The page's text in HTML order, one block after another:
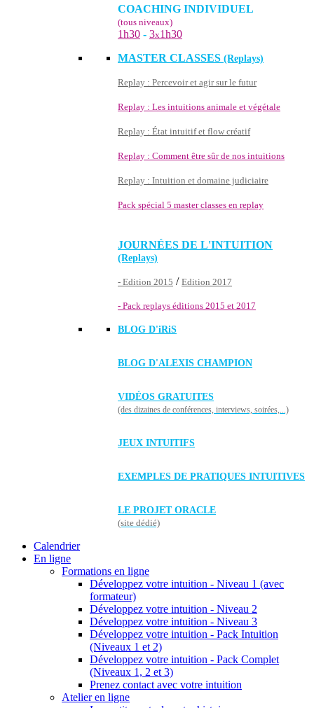
COACHING INDIVIDUEL
(tous niveaux)
1h30 - 3x1h30
MASTER CLASSES (Replays)
Replay : Percevoir et agir sur le futur
Replay : Les intuitions animale et végétale
Replay : État intuitif et flow créatif
Replay : Comment être sûr de nos intuitions
Replay : Intuition et domaine judiciaire
Pack spécial 5 master classes en replay
JOURNÉES DE L'INTUITION
(Replays)
- Edition 2015 / Edition 2017
- Pack replays éditions 2015 et 2017
BLOG D'iRiS
BLOG D'ALEXIS CHAMPION
VIDÉOS GRATUITES
(des dizaines de conférences, interviews, soirées,...)
JEUX INTUITIFS
EXEMPLES DE PRATIQUES INTUITIVES
LE PROJET ORACLE
(site dédié)
Calendrier
En ligne
Formations en ligne
Développez votre intuition - Niveau 1 (avec
formateur)
Développez votre intuition - Niveau 2
Développez votre intuition - Niveau 3
Développez votre intuition - Pack Intuition
(Niveaux 1 et 2)
Développez votre intuition - Pack Complet
(Niveaux 1, 2 et 3)
Prenez contact avec votre intuition
Atelier en ligne